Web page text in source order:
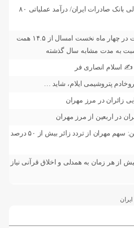
تغییر مثبت در عملکرد مالی بانک صادرات ایران/ درآمد عملیاتی ۸۰
حق بیمه تولیدی بیمه ملت در چهار ماه نخست امسال از ۱۴.۵ همت
✍️ اسلام انصاری فر
پتروشیمی ایلام، شاید …
زائران در مرز مهران
رئیس ستاد مرکزی اربعین: سهم مهران از تردد زائر بیش از ۵۰ درصد
از هر زمان به همدلی و اخلاق قرآنی نیاز